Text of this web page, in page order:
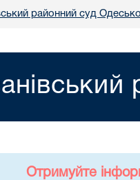
районний суд
Отримуйте